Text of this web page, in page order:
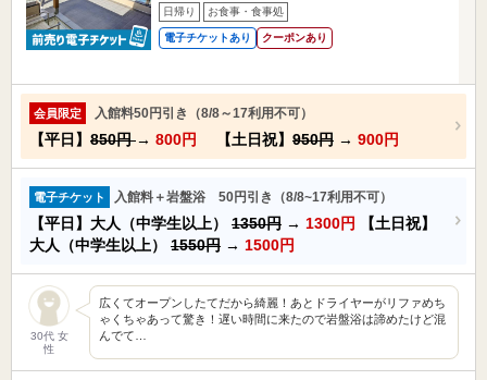
日帰り お食事・食事処
電子チケットあり クーポンあり
会員限定 入館料50円引き（8/8～17利用不可）
【平日】 850円→ 800円 【土日祝】 950円 → 900円
電子チケット 入館料＋岩盤浴 50円引き（8/8~17利用不可）
【平日】大人（中学生以上） 1350円 → 1300円
【土日祝】
大人（中学生以上） 1550円 → 1500円
30代 女
性
広くてオープンしたてだから綺麗！あとドライヤーがリファめち
ゃくちゃあって驚き！遅い時間に来たので岩盤浴は諦めたけど混
んでて…